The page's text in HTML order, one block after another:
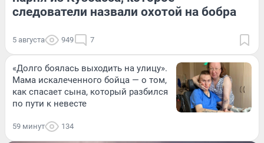
следователи назвали охотой на бобра
5 августа 949 7
«Долго боялась выходить на улицу».
Мама искалеченного бойца — о том,
как спасает сына, который разбился
по пути к невесте
59 минут 134